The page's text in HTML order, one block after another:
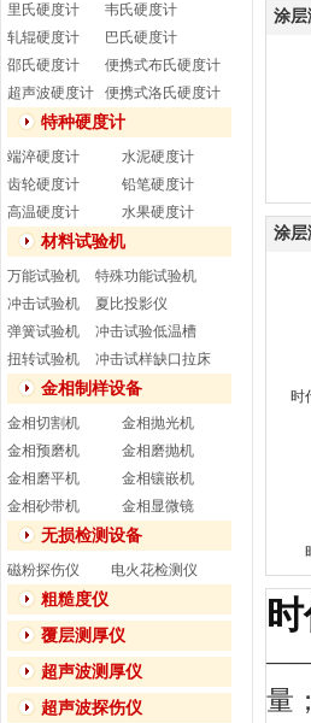
涂层
涂层
时
——
量
里氏硬度计
韦氏硬度计
轧辊硬度计
巴氏硬度计
邵氏硬度计
便携式布氏硬度计
超声波硬度计
便携式洛氏硬度计
特种硬度计
端淬硬度计
水泥硬度计
齿轮硬度计
铅笔硬度计
高温硬度计
水果硬度计
材料试验机
万能试验机
特殊功能试验机
冲击试验机
夏比投影仪
弹簧试验机
冲击试验低温槽
扭转试验机
冲击试样缺口拉床
金相制样设备
金相切割机
金相抛光机
金相预磨机
金相磨抛机
金相磨平机
金相镶嵌机
金相砂带机
金相显微镜
无损检测设备
磁粉探伤仪 电火花检测仪
粗糙度仪
覆层测厚仪
超声波测厚仪
超声波探伤仪